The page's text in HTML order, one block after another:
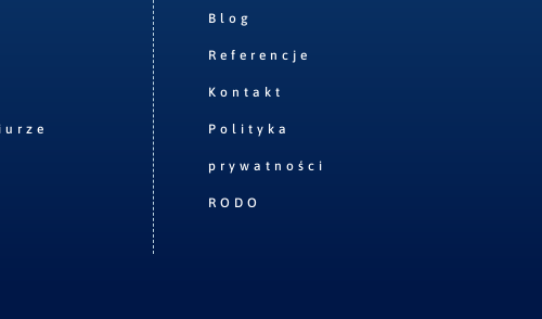
Blog
Referencje
Kontakt
Polityka
prywatności
RODO